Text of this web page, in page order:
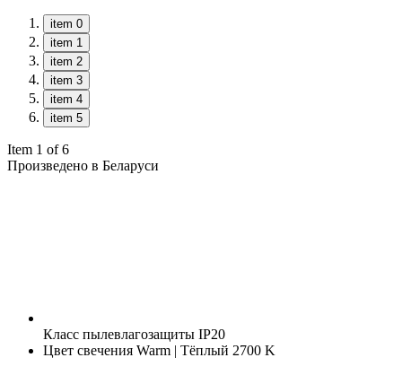
item 0
item 1
item 2
item 3
item 4
item 5
Item 1 of 6
Произведено в Беларуси
Класс пылевлагозащиты IP20
Цвет свечения Warm | Тёплый 2700 K